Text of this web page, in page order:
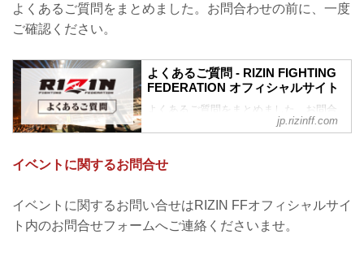
の5月30日（金）23:59まで販売！
非、お好きな配信サービスでRIZIN
WORLD SERIES in KOREAを全試合リア
ルタ...
よくあるご質問をまとめました。お問合わせの前に、一度
ご確認ください。
よくあるご質問 - RIZIN FIGHTING
FEDERATION オフィシャルサイト
よくあるご質問をまとめました。お問合
わせの前に、一度ご確認下さい。
Q.1 より良い席で観戦したいのですが、
どの先行でチケットを買うと一番良い席
A. より良い席のご案内は、以下の順番と
なります。
①ファンクラブ先行（超強者）
jp.rizinff.com
イベントに関するお問合せ
イベントに関するお問い合せはRIZIN FFオフィシャルサイ
ト内のお問合せフォームへご連絡くださいませ。